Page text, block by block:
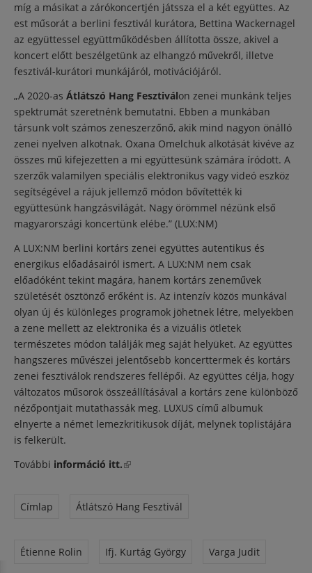
míg a másikat a zárókoncertjén játssza el a két együttes. Az
est műsorát a berlini fesztivál kurátora, Bettina Wackernagel
az együttessel együttműködésben állította össze, akivel a
koncert előtt beszélgetünk az elhangzó művekről, illetve
fesztivál-kurátori munkájáról, motivációjáról.
„A 2020-as Átlátszó Hang Fesztiválon zenei munkánk teljes
spektrumát szeretnénk bemutatni. Ebben a munkában
társunk volt számos zeneszerzőnő, akik mind nagyon önálló
zenei nyelven alkotnak. Oxana Omelchuk alkotását kivéve az
összes mű kifejezetten a mi együttesünk számára íródott. A
szerzők valamilyen speciális elektronikus vagy videó eszköz
segítségével a rájuk jellemző módon bővítették ki
együttesünk hangzásvilágát. Nagy örömmel nézünk első
magyarországi koncertünk elébe.” (LUX:NM)
A LUX:NM berlini kortárs zenei együttes autentikus és
energikus előadásairól ismert. A LUX:NM nem csak
előadóként tekint magára, hanem kortárs zeneművek
születését ösztönző erőként is. Az intenzív közös munkával
olyan új és különleges programok jöhetnek létre, melyekben
a zene mellett az elektronika és a vizuális ötletek
természetes módon találják meg saját helyüket. Az együttes
hangszeres művészei jelentősebb koncerttermek és kortárs
zenei fesztiválok rendszeres fellépői. Az együttes célja, hogy
változatos műsorok összeállításával a kortárs zene különböző
nézőpontjait mutathassák meg. LUXUS című albumuk
elnyerte a német lemezkritikusok díját, melynek toplistájára
is felkerült.
További információ itt.(külső hivatkozás)
Címlap Átlátszó Hang Fesztivál
Étienne Rolin Ifj. Kurtág György Varga Judit